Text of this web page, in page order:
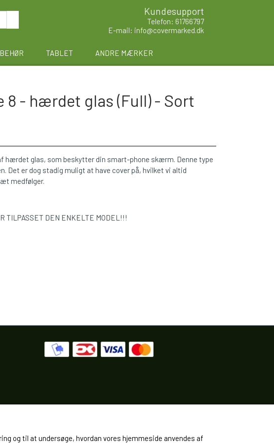
Kundesupport
Telefon: 61766797
E-mail: info@covermarked.dk
TABLET ANDRE MÆRKER
8 - hærdet glas (Full) - Sort
hærdet glas, som beskytter din smart-phone skærm. Denne type
er dog stadig muligt at have cover på, hvilket vi altid
medfølger.
TILPASSET DEN ENKELTE MODEL!!!
og til at undersøge, hvordan vores hjemmeside anvendes af